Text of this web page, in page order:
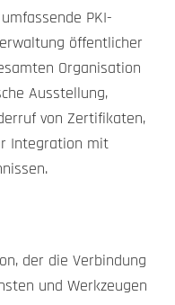
PKI-
öffentlicher
Organisation
Ausstellung,
von Zertifikaten,
Integration mit
der die Verbindung
und Werkzeugen